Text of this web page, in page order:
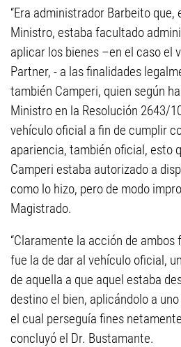
“Era administrador Barbeito que,
Ministro, estaba facultado
aplicar los bienes –en el caso el
Partner, - a las finalidades
también Camperi, quien según
Ministro en la Resolución 2643/
vehículo oficial a fin de cumplir
apariencia, también oficial, esto
Camperi estaba autorizado a
como lo hizo, pero de modo
Magistrado.
“Claramente la acción de
fue la de dar al vehículo oficial,
de aquella a que aquel estaba
destino el bien, aplicándolo a
el cual perseguía fines
concluyó el Dr. Bustamante.